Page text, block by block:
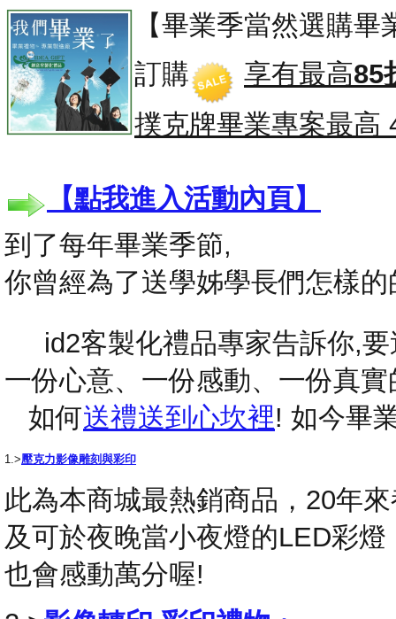
【畢業季當然選購
訂購
享有最高85
撲克牌畢業專案最高
【點我進入活動內頁】
到了每年畢業季節,
你曾經為了送學姊學長們怎樣
id2客製化禮品專家告訴你,要
一份心意、一份感動、一份真
如何送禮送到心坎裡! 如今畢
1.>壓克力影像雕刻與彩印
此為本商城最熱銷商品，20年
及可於夜晚當小夜燈的LED彩
也會感動萬分喔!